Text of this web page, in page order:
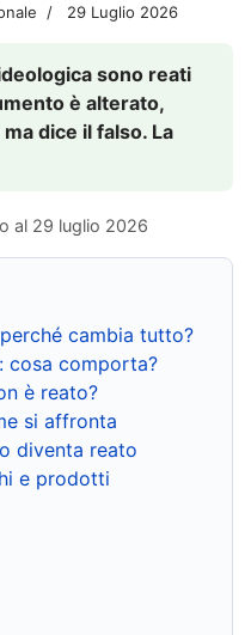
29 Luglio 2026
sono reati
è alterato,
dice il falso. La
al 29 luglio 2026
cambia tutto?
cosa comporta?
è reato?
si affronta
diventa reato
e prodotti